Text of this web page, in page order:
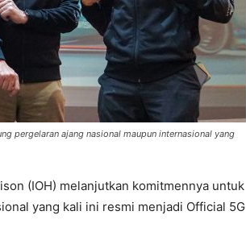
pergelaran ajang nasional maupun internasional yang
(IOH) melanjutkan komitmennya untuk
yang kali ini resmi menjadi Official 5G